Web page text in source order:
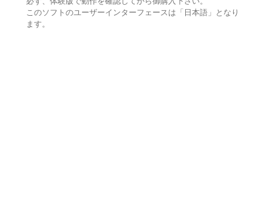
このソフトのユーザーインターフェースは「日本語」となり
ます。